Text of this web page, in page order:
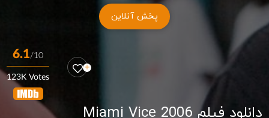
پخش آنلاین
6.1/10
123K Votes
دانلود فیلم Miami Vice 2006